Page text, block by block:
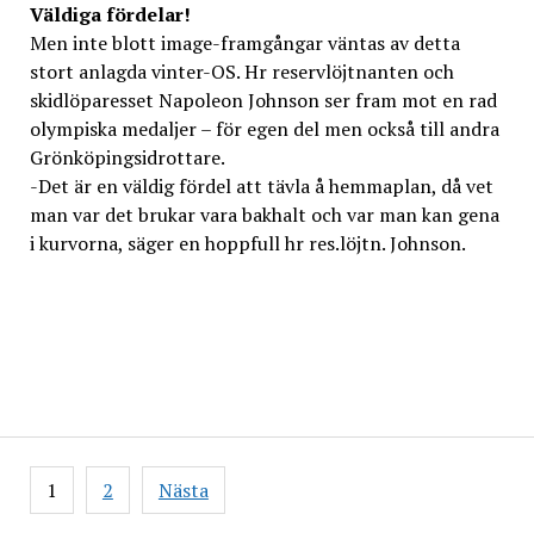
Väldiga fördelar!
Men inte blott image-framgångar väntas av detta
stort anlagda vinter-OS. Hr reservlöjtnanten och
skidlöparesset Napoleon Johnson ser fram mot en rad
olympiska medaljer – för egen del men också till andra
Grönköpingsidrottare.
-Det är en väldig fördel att tävla å hemmaplan, då vet
man var det brukar vara bakhalt och var man kan gena
i kurvorna, säger en hoppfull hr res.löjtn. Johnson.
Inläggsnavigering
1 2 Nästa